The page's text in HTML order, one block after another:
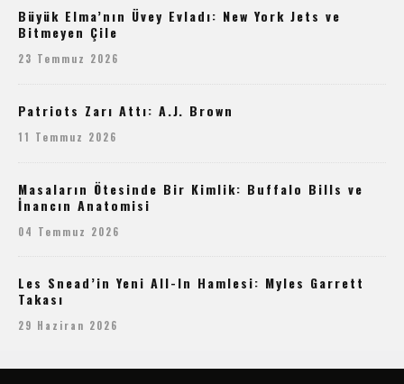
Büyük Elma’nın Üvey Evladı: New York Jets ve
Bitmeyen Çile
23 Temmuz 2026
Patriots Zarı Attı: A.J. Brown
11 Temmuz 2026
Masaların Ötesinde Bir Kimlik: Buffalo Bills ve
İnancın Anatomisi
04 Temmuz 2026
Les Snead’in Yeni All-In Hamlesi: Myles Garrett
Takası
29 Haziran 2026